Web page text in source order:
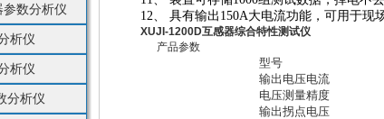
数分析仪
析仪
析仪
分析仪
12、 具有输出150A大电流功能，可用于现
XUJI-1200D互感器综合特性测试仪
产品参数
型号
输出电压电流
电压测量精度
输出拐点电压